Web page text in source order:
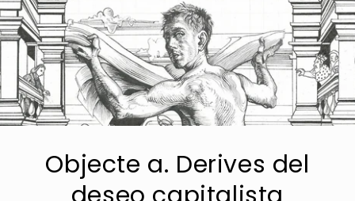
Objecte a. Derives del